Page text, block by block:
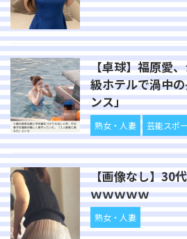
【卓球】福原愛
級ホテルで渦中
ンス」
熟女・人妻 芸能スポ
【画像なし】30
ｗｗｗｗｗ
熟女・人妻